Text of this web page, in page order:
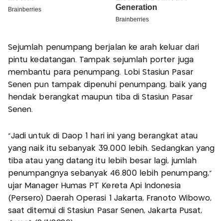
Sejumlah penumpang berjalan ke arah keluar dari
pintu kedatangan. Tampak sejumlah porter juga
membantu para penumpang. Lobi Stasiun Pasar
Senen pun tampak dipenuhi penumpang, baik yang
hendak berangkat maupun tiba di Stasiun Pasar
Senen.
"Jadi untuk di Daop 1 hari ini yang berangkat atau
yang naik itu sebanyak 39.000 lebih. Sedangkan yang
tiba atau yang datang itu lebih besar lagi, jumlah
penumpangnya sebanyak 46.800 lebih penumpang,"
ujar Manager Humas PT Kereta Api Indonesia
(Persero) Daerah Operasi 1 Jakarta, Franoto Wibowo,
saat ditemui di Stasiun Pasar Senen, Jakarta Pusat,